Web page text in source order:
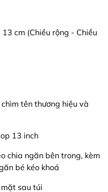
cm (Chiều rộng - Chiều
tên thương hiệu và
13 inch
chia ngăn bên trong, kèm
bé kéo khoá
sau túi